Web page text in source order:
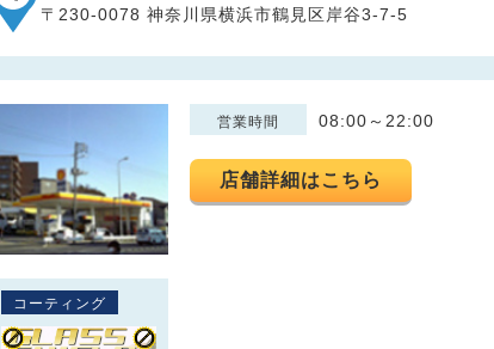
〒230-0078 神奈川県横浜市鶴見区岸谷3-7-5
営業時間 08:00～22:00
店舗詳細はこちら
コーティング